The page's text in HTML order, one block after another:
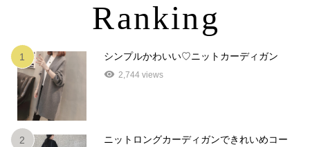
Ranking
1 シンプルかわいい♡ニットカーディガン
2,744 views
2
ニットロングカーディガンできれいめコー